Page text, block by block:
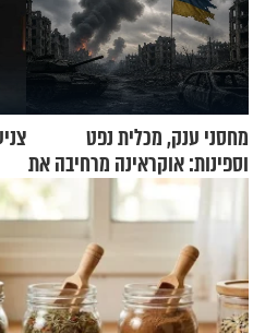
מחסני ענק, מכלית נפט
וספינות: אוקראינה מרחיבה את
התקיפות בעומק רוסיה